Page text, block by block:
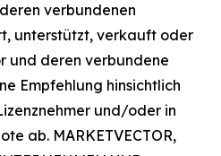
verbundenen
unterstützt, verkauft oder
und deren verbundene
Empfehlung hinsichtlich
und/oder in
ab. MARKETVECTOR,